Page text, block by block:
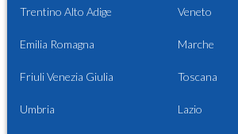
Trentino Alto Adige Veneto
Emilia Romagna Marche
Friuli Venezia Giulia Toscana
Umbria Lazio